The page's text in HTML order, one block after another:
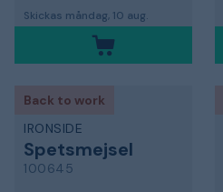
Skickas måndag, 10 aug.
Back to work
IRONSIDE
Spetsmejsel
100645